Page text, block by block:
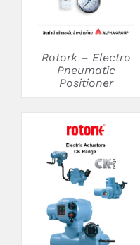
Rotork – Electro
Pneumatic
Positioner
DETAILS